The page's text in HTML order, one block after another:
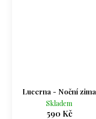
Lucerna - Noční zima
Skladem
590 Kč